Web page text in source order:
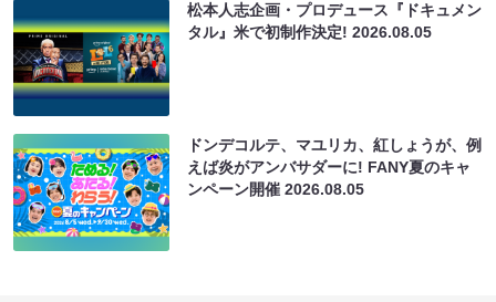
松本人志企画・プロデュース『ドキュメン
タル』米で初制作決定!2026.08.05
ドンデコルテ、マユリカ、紅しょうが、例
えば炎がアンバサダーに! FANY夏のキャ
ンペーン開催2026.08.05